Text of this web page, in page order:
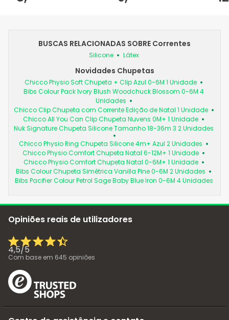
BUSCAS RELACIONADAS SOBRE Correntes
Silicone Látex
Novidades Chupetas
Chicco Physio Soft Chupeta + Clip Azul 0-6M 1 Unidade
Bibs Colour Pack Ivory Blush Woodchuck Blossom 0-6M 4
Unidades
Chicco Clip Chupeta com Corrente Edição de Natal 1 Unidade
Chicco All You Can Clip Chupeta Nuvens 0M+ 1 Unidade
Nuk Signature Chupeta Silicone Tamanho 18-36m 3 2 Unidades
Chicco Physio Ring Chupeta Silicone 4m+ Azul 2 Unidades
Chicco Physio Comfort Chupeta Natal 6-12M+ 1 Unidade
Chicco Physio Comfort Chupeta Natal 0-6M+ 1 Unidade
Bibs Colour Chupeta Simétrica Vanilla Pine 0-6M 2 Unidades
Bibs Pacifier Colour Petrol Sage Baby Blue Iron 0-6M 4 Unidades
Opiniões reais de utilizadores
4,5/5
Com base em 645 opiniões